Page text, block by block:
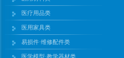
医疗用品类
医用家具类
易损件·维修配件类
医学模型·教学器材类